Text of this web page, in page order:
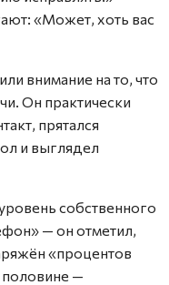
«Может, хоть вас
внимание на то, что
Он практически
прятался
и выглядел
собственного
— он отметил,
«процентов
—